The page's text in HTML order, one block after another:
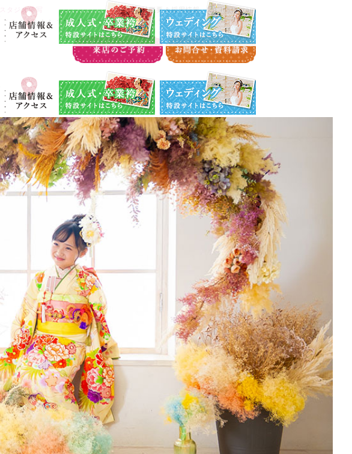
スタジオ華写 会社概要＆採用情報 Instagram
店舗情報＆ア
クセス
成人式・卒業袴特設サイト ウエディング特設サイト
店舗情報＆ア
クセス
成人式・卒業袴特設サイト ウエディング特設サイト